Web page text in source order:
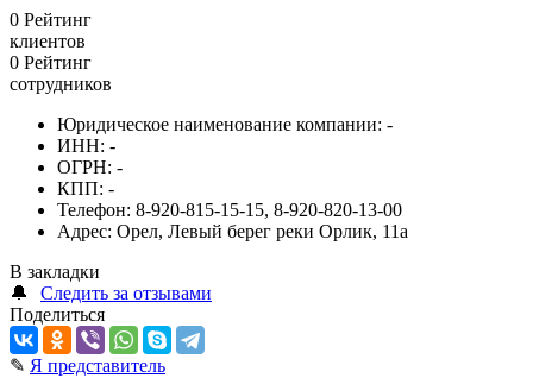
0 Рейтинг
клиентов
0 Рейтинг
сотрудников
Юридическое наименование компании: -
ИНН: -
ОГРН: -
КПП: -
Телефон: 8-920-815-15-15, 8-920-820-13-00
Адрес: Орел, Левый берег реки Орлик, 11а
В закладки
🔔
Следить за отзывами
Поделиться
✎ Я представитель